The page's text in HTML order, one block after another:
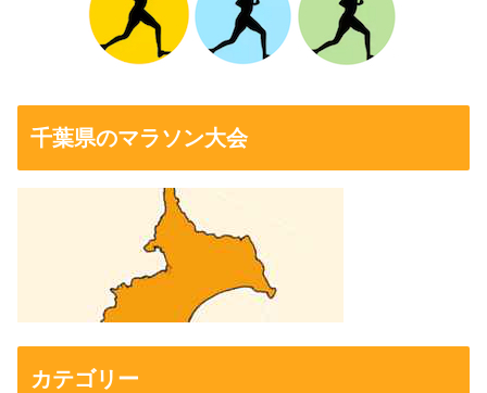
千葉県のマラソン大会
カテゴリー